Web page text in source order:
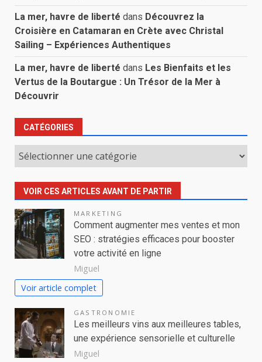
La mer, havre de liberté dans Découvrez la
Croisière en Catamaran en Crète avec Christal
Sailing – Expériences Authentiques
La mer, havre de liberté dans Les Bienfaits et les
Vertus de la Boutargue : Un Trésor de la Mer à
Découvrir
CATÉGORIES
Catégories
VOIR CES ARTICLES AVANT DE PARTIR
MARKETING
Comment augmenter mes ventes et mon
SEO : stratégies efficaces pour booster
votre activité en ligne
Miguel
Voir article complet
GASTRONOMIE
Les meilleurs vins aux meilleures tables,
une expérience sensorielle et culturelle
Miguel